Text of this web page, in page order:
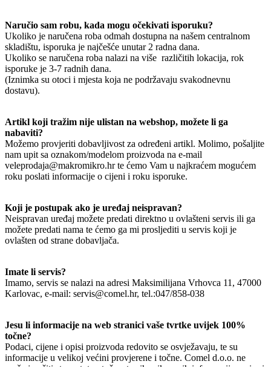
Naručio sam robu, kada mogu očekivati isporuku?
Ukoliko je naručena roba odmah dostupna na našem centralnom
skladištu, isporuka je najčešće unutar 2 radna dana.
Ukoliko se naručena roba nalazi na više različitih lokacija, rok
isporuke je 3-7 radnih dana.
(Iznimka su otoci i mjesta koja ne podržavaju svakodnevnu
dostavu).
Artikl koji tražim nije ulistan na webshop, možete li ga
nabaviti?
Možemo provjeriti dobavljivost za određeni artikl. Molimo, pošaljite
nam upit sa oznakom/modelom proizvoda na e-mail
veleprodaja@makromikro.hr te ćemo Vam u najkraćem mogućem
roku poslati informacije o cijeni i roku isporuke.
Koji je postupak ako je uređaj neispravan?
Neispravan uređaj možete predati direktno u ovlašteni servis ili ga
možete predati nama te ćemo ga mi prosljediti u servis koji je
ovlašten od strane dobavljača.
Imate li servis?
Imamo, servis se nalazi na adresi Maksimilijana Vrhovca 11, 47000
Karlovac, e-mail: servis@comel.hr, tel.:047/858-038
Jesu li informacije na web stranici vaše tvrtke uvijek 100%
točne?
Podaci, cijene i opisi proizvoda redovito se osvježavaju, te su
informacije u velikoj većini provjerene i točne. Comel d.o.o. ne